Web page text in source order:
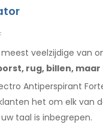
veelzijdige van
rug, billen, maar
Antiperspirant
het om elk van
taal is inbegrepen.